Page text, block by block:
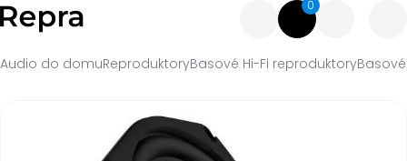
0
Audio do domuReproduktoryBasové Hi-Fi reproduktory